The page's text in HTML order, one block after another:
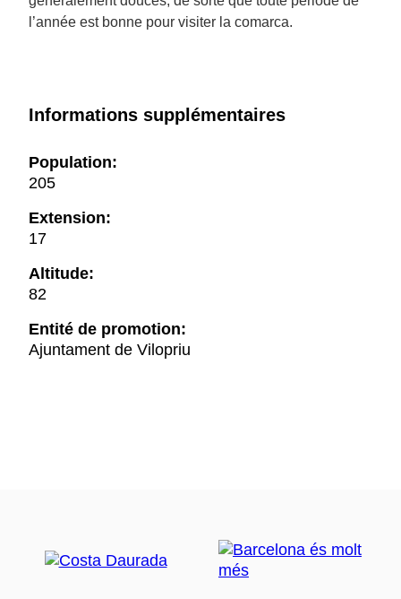
l’année est bonne pour visiter la comarca.
Informations supplémentaires
Population:
205
Extension:
17
Altitude:
82
Entité de promotion:
Ajuntament de Vilopriu